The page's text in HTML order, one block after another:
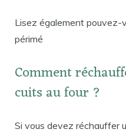
Lisez également pouvez-
périmé
Comment
cuits au four ?
Si vous devez réchauffer